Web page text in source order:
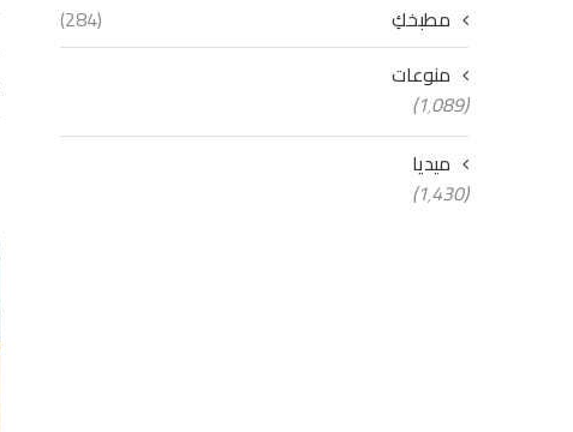
مطبخكِ
(284)
منوعات
(1٬089)
ميديا
(1٬430)